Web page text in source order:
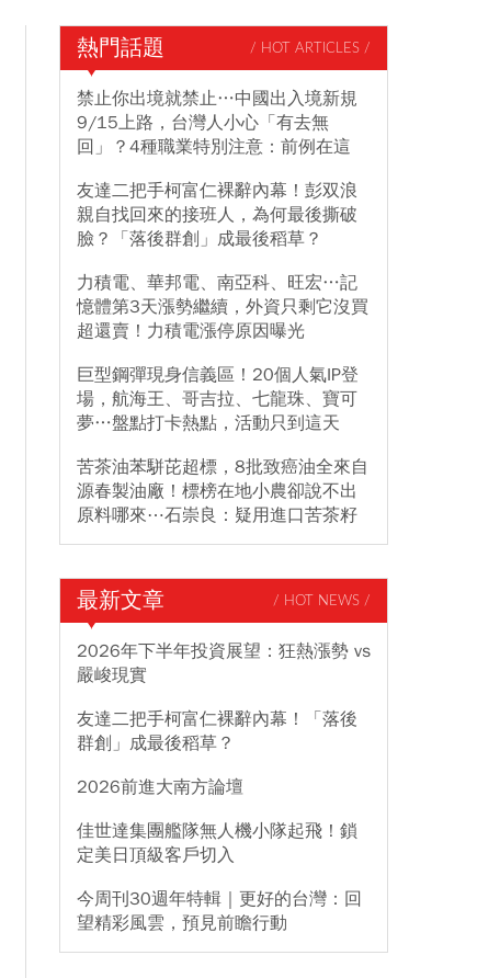
熱門話題 / HOT ARTICLES /
禁止你出境就禁止…中國出入境新規
9/15上路，台灣人小心「有去無
回」？4種職業特別注意：前例在這
友達二把手柯富仁裸辭內幕！彭双浪
親自找回來的接班人，為何最後撕破
臉？「落後群創」成最後稻草？
力積電、華邦電、南亞科、旺宏…記
憶體第3天漲勢繼續，外資只剩它沒買
超還賣！力積電漲停原因曝光
巨型鋼彈現身信義區！20個人氣IP登
場，航海王、哥吉拉、七龍珠、寶可
夢…盤點打卡熱點，活動只到這天
苦茶油苯駢芘超標，8批致癌油全來自
源春製油廠！標榜在地小農卻說不出
原料哪來⋯石崇良：疑用進口苦茶籽
最新文章 / HOT NEWS /
2026年下半年投資展望：狂熱漲勢 vs
嚴峻現實
友達二把手柯富仁裸辭內幕！「落後
群創」成最後稻草？
2026前進大南方論壇
佳世達集團艦隊無人機小隊起飛！鎖
定美日頂級客戶切入
今周刊30週年特輯｜更好的台灣：回
望精彩風雲，預見前瞻行動